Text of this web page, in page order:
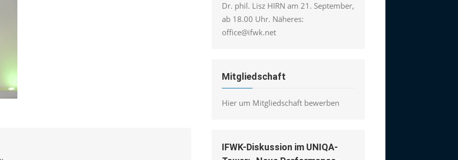
Dr. phil. Lisz HIRN am 21. September,
ab 18.00 Uhr. Näheres:
office@ifwk.net
Mitgliedschaft
Hier um Mitgliedschaft bewerben
IFWK-Diskussion im UNIQA-